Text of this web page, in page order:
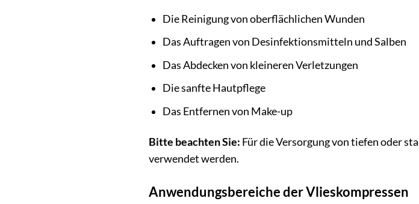
Die Reinigung von oberflächlichen Wunden
Das Auftragen von Desinfektionsmitteln und Salben
Das Abdecken von kleineren Verletzungen
Die sanfte Hautpflege
Das Entfernen von Make-up
Bitte beachten Sie: Für die Versorgung von tiefen oder
verwendet werden.
Anwendungsbereiche der Vlieskompressen